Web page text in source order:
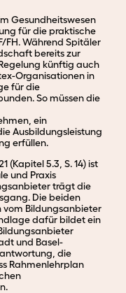
Gesundheitswesen
für die praktische
FH. Während Spitäler
bereits zur
künftig auch
Organisationen in
für die
So müssen die
ein
Ausbildungsleistung
erfüllen.
(Kapitel 5.3, S. 14) ist
und Praxis
trägt die
Die beiden
vom Bildungsanbieter
dafür bildet ein
und Basel-
die
Rahmenlehrplan